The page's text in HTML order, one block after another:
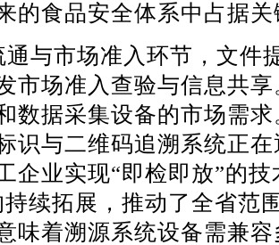
的食品安全体系中占据
通与市场准入环节，文件
市场准入查验与信息共
数据采集设备的市场需
识与二维码追溯系统正
企业实现“即检即放”的
持续拓展，推动了全省范
味着溯源系统设备需兼